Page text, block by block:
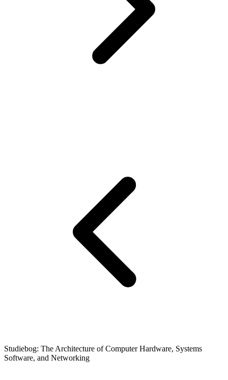
Studiebog: The Architecture of Computer Hardware, Systems
Software, and Networking